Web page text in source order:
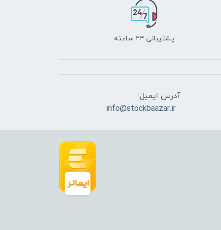
پشتیبانی ۲۴ ساعته
آدرس ایمیل:
info@stockbaazar.ir